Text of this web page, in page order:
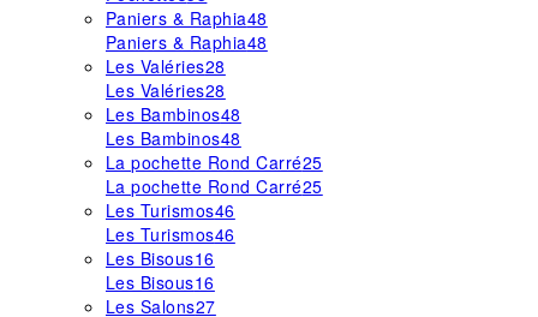
Paniers & Raphia48
Paniers & Raphia48
Les Valéries28
Les Valéries28
Les Bambinos48
Les Bambinos48
La pochette Rond Carré25
La pochette Rond Carré25
Les Turismos46
Les Turismos46
Les Bisous16
Les Bisous16
Les Salons27